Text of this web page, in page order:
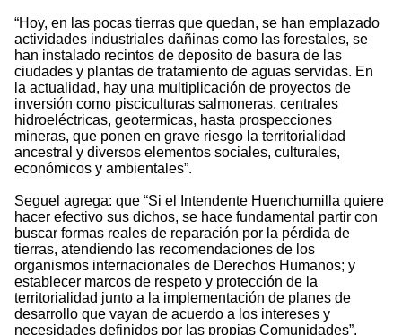
“Hoy, en las pocas tierras que quedan, se han emplazado
actividades industriales dañinas como las forestales, se
han instalado recintos de deposito de basura de las
ciudades y plantas de tratamiento de aguas servidas. En
la actualidad, hay una multiplicación de proyectos de
inversión como pisciculturas salmoneras, centrales
hidroeléctricas, geotermicas, hasta prospecciones
mineras, que ponen en grave riesgo la territorialidad
ancestral y diversos elementos sociales, culturales,
económicos y ambientales”.
Seguel agrega: que “Si el Intendente Huenchumilla quiere
hacer efectivo sus dichos, se hace fundamental partir con
buscar formas reales de reparación por la pérdida de
tierras, atendiendo las recomendaciones de los
organismos internacionales de Derechos Humanos; y
establecer marcos de respeto y protección de la
territorialidad junto a la implementación de planes de
desarrollo que vayan de acuerdo a los intereses y
necesidades definidos por las propias Comunidades”.